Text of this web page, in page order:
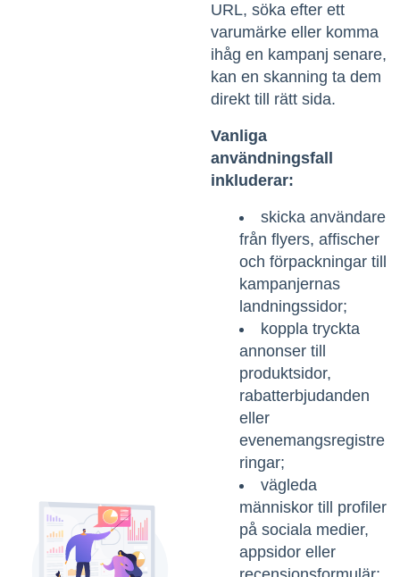
URL, söka efter ett
varumärke eller komma
ihåg en kampanj senare,
kan en skanning ta dem
direkt till rätt sida.
Vanliga
användningsfall
inkluderar:
skicka användare
från flyers, affischer
och förpackningar till
kampanjernas
landningssidor;
koppla tryckta
annonser till
produktsidor,
rabatterbjudanden
eller
evenemangsregistre
ringar;
vägleda
människor till profiler
på sociala medier,
appsidor eller